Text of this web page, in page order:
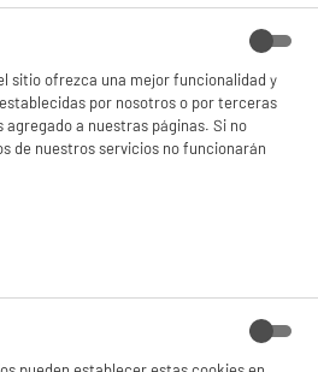
:
nuevo o por un cupón canjeable
sitio ofrezca una mejor funcionalidad y
por nosotros o por terceras
a nuestras páginas. Si no
de nuestros servicios no funcionarán